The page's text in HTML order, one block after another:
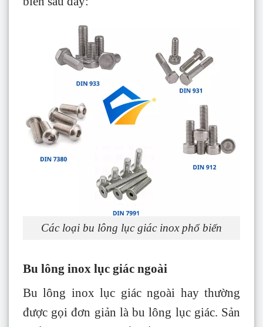
Các loại bu lông lục giác inox phổ biến
Bu lông inox lục giác ngoài
Bu lông inox lục giácngoài hay thường
được gọi đơn giản là bu lông lục giác. Sản